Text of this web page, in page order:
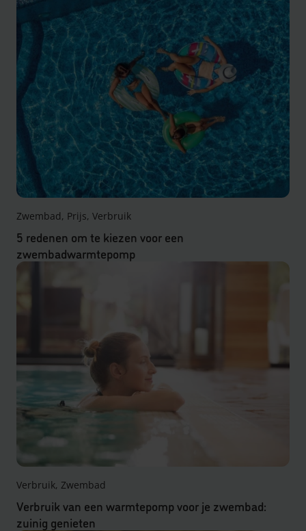
Zwembad, Prijs, Verbruik
5 redenen om te kiezen voor een
zwembadwarmtepomp
Verbruik, Zwembad
Verbruik van een warmtepomp voor je zwembad:
zuinig genieten